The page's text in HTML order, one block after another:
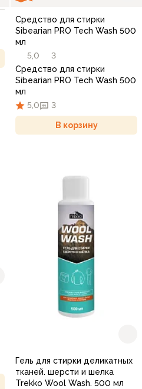
Средство для стирки
Sibearian PRO Tech Wash 500
мл
5,0
3
Средство для стирки
Sibearian PRO Tech Wash 500
мл
5,0
3
В корзину
Гель для стирки деликатных
тканей. шерсти и шелка
Trekko Wool Wash. 500 мл